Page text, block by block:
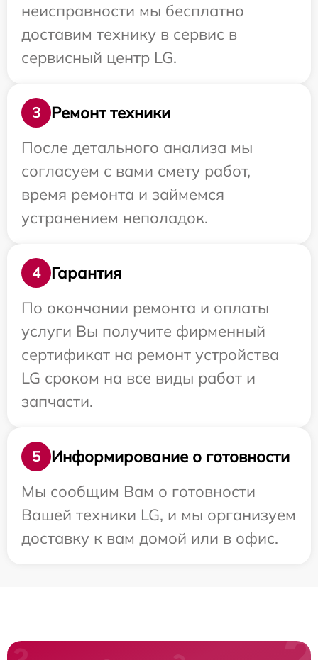
неисправности мы бесплатно
доставим технику в сервис в
сервисный центр LG.
3
Ремонт техники
После детального анализа мы
согласуем с вами смету работ,
время ремонта и займемся
устранением неполадок.
4
Гарантия
По окончании ремонта и оплаты
услуги Вы получите фирменный
сертификат на ремонт устройства
LG сроком на все виды работ и
запчасти.
5
Информирование о готовности
Мы сообщим Вам о готовности
Вашей техники LG, и мы организуем
доставку к вам домой или в офис.